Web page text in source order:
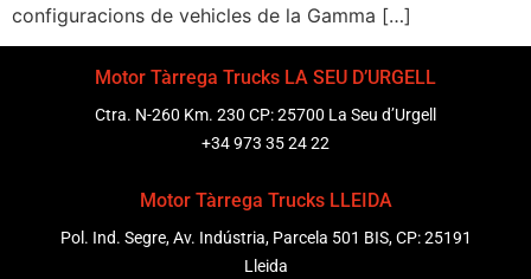
configuracions de vehicles de la Gamma […]
Motor Tàrrega Trucks LA SEU D’URGELL
Ctra. N-260 Km. 230 CP: 25700 La Seu d’Urgell
+34 973 35 24 22
Motor Tàrrega Trucks LLEIDA
Pol. Ind. Segre, Av. Indústria, Parcela 501 BIS, CP: 25191
Lleida